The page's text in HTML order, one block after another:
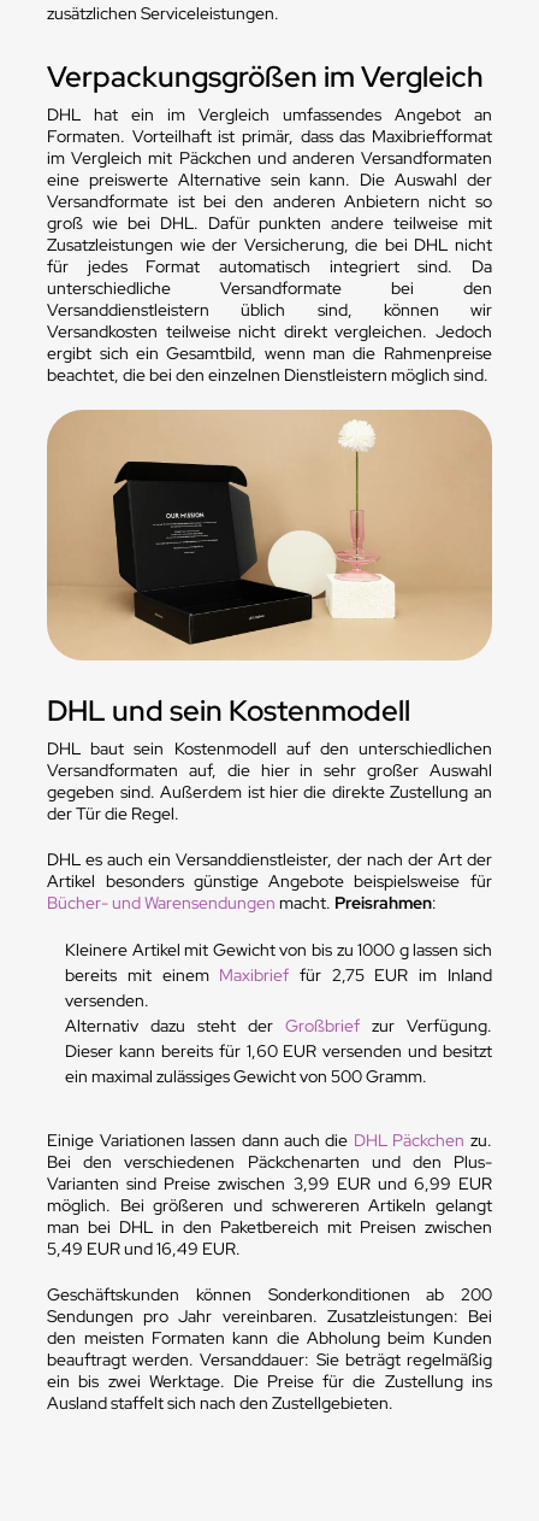
zusätzlichen Serviceleistungen.
Verpackungsgrößen im Vergleich
DHL hat ein im Vergleich umfassendes Angebot an
Formaten. Vorteilhaft ist primär, dass das Maxibriefformat
im Vergleich mit Päckchen und anderen Versandformaten
eine preiswerte Alternative sein kann. Die Auswahl der
Versandformate ist bei den anderen Anbietern nicht so
groß wie bei DHL. Dafür punkten andere teilweise mit
Zusatzleistungen wie der Versicherung, die bei DHL nicht
für jedes Format automatisch integriert sind. Da
unterschiedliche Versandformate bei den
Versanddienstleistern üblich sind, können wir
Versandkosten teilweise nicht direkt vergleichen. Jedoch
ergibt sich ein Gesamtbild, wenn man die Rahmenpreise
beachtet, die bei den einzelnen Dienstleistern möglich sind.
DHL und sein Kostenmodell
DHL baut sein Kostenmodell auf den unterschiedlichen
Versandformaten auf, die hier in sehr großer Auswahl
gegeben sind. Außerdem ist hier die direkte Zustellung an
der Tür die Regel.
DHL es auch ein Versanddienstleister, der nach der Art der
Artikel besonders günstige Angebote beispielsweise für
Bücher- und Warensendungen macht. Preisrahmen:
Kleinere Artikel mit Gewicht von bis zu 1000 g lassen sich
bereits mit einem Maxibrief für 2,75 EUR im Inland
versenden.
Alternativ dazu steht der Großbriefzur Verfügung.
Dieser kann bereits für 1,60 EUR versenden und besitzt
ein maximal zulässiges Gewicht von 500 Gramm.
Einige Variationen lassen dann auch die DHL Päckchen zu.
Bei den verschiedenen Päckchenarten und den Plus-
Varianten sind Preise zwischen 3,99 EUR und 6,99 EUR
möglich. Bei größeren und schwereren Artikeln gelangt
man bei DHL in den Paketbereich mit Preisen zwischen
5,49 EUR und 16,49 EUR.
Geschäftskunden können Sonderkonditionen ab 200
Sendungen pro Jahr vereinbaren. Zusatzleistungen: Bei
den meisten Formaten kann die Abholung beim Kunden
beauftragt werden. Versanddauer: Sie beträgt regelmäßig
ein bis zwei Werktage. Die Preise für die Zustellung ins
Ausland staffelt sich nach den Zustellgebieten.